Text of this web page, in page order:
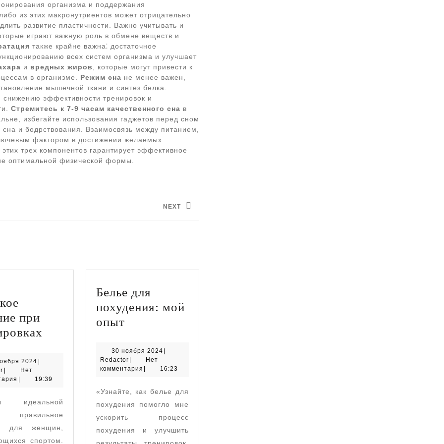
организма и поддержания
из этих макронутриентов может отрицательно
развитие пластичности. Важно учитывать и
играют важную роль в обмене веществ и
также крайне важна⁚ достаточное
всех систем организма и улучшает
и вредных жиров
, которые могут привести к
в организме. Режим сна не менее важен,
мышечной ткани и синтез белка.
снижению эффективности тренировок и
Стремитесь к 7-9 часам качественного сна в
избегайте использования гаджетов перед сном
и бодрствования. Взаимосвязь между питанием,
фактором в достижении желаемых
трех компонентов гарантирует эффективное
оптимальной физической формы.
NEXT
при
тренировках
2024 30
2024
Redactor
Нет
19:39
идеальной
правильное
для женщин,
спортом.
Белье для
похудения: мой
опытБелье
похудения:
мой
30 ноября 202430
2024
RedactorRedactor
Нет
комментария
16:23
«Узнайте, как белье для
похудения помогло мне
ускорить процесс
похудения и улучшить